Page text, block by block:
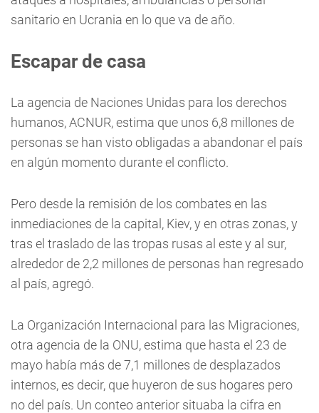
sanitario en Ucrania en lo que va de año.
Escapar de casa
La agencia de Naciones Unidas para los derechos
humanos, ACNUR, estima que unos 6,8 millones de
personas se han visto obligadas a abandonar el país
en algún momento durante el conflicto.
Pero desde la remisión de los combates en las
inmediaciones de la capital, Kiev, y en otras zonas, y
tras el traslado de las tropas rusas al este y al sur,
alrededor de 2,2 millones de personas han regresado
al país, agregó.
La Organización Internacional para las Migraciones,
otra agencia de la ONU, estima que hasta el 23 de
mayo había más de 7,1 millones de desplazados
internos, es decir, que huyeron de sus hogares pero
no del país. Un conteo anterior situaba la cifra en